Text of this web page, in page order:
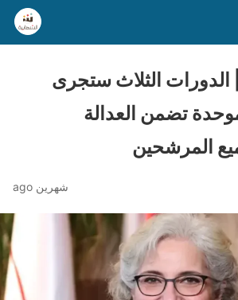
| الدورات الثلاث ستجرى
موحدة تضمن العدالة
المرشحين
شهرين ago